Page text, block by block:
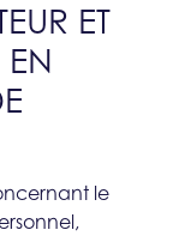
ET
EN
le